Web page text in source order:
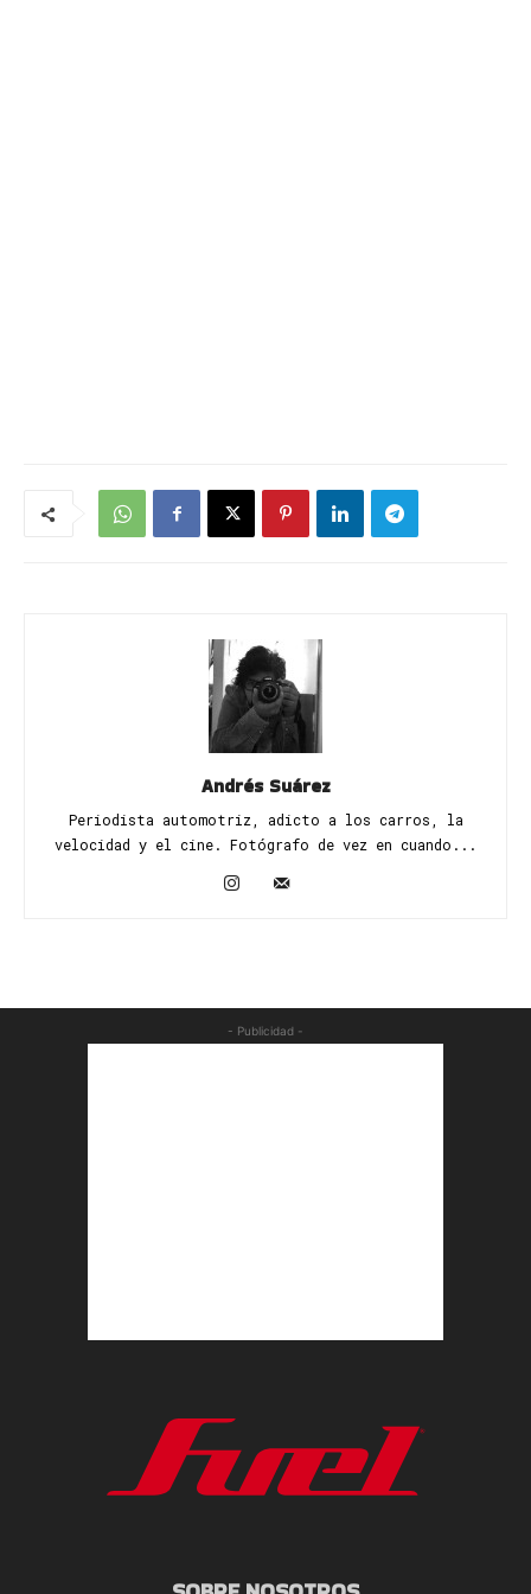
Andrés Suárez
Periodista automotriz, adicto a los carros, la
velocidad y el cine. Fotógrafo de vez en cuando...
- Publicidad -